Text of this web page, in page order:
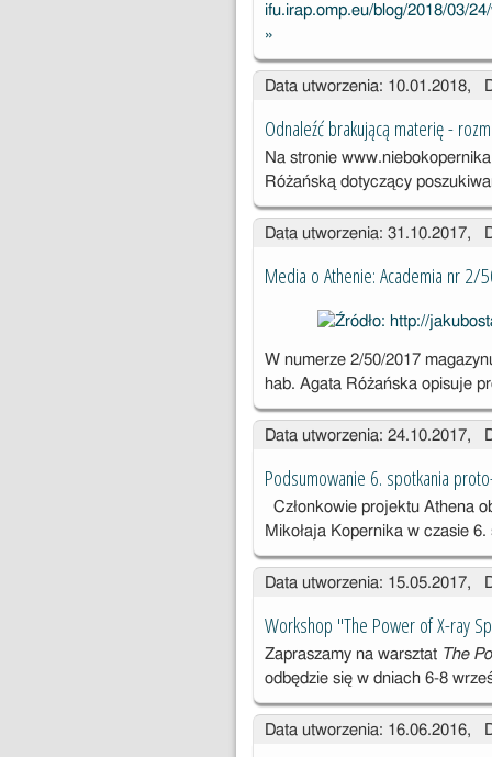
ifu.irap.omp.eu/blog/2018/03/
7. spotkanie
konsorcjum
instrumentu X-
»
Data utworzenia: 10.01.2018,
Odnaleźć brakującą materię -
Na stronie
Różańską dotyczący
Data utworzenia: 31.10.2017,
Media o Athenie: Academia nr
W numerze 2/50/2017
hab. Agata Różańska opisuje
Data utworzenia: 24.10.2017,
Podsumowanie 6. spotkania
Członkowie projektu Athena
Mikołaja Kopernika w czasie
Data utworzenia: 15.05.2017,
Workshop "The Power of X-ray
Zapraszamy na warsztat The
odbędzie się w dniach 6-8
Data utworzenia: 16.06.2016,